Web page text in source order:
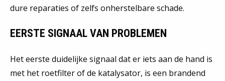
dure reparaties of zelfs onherstelbare schade.
EERSTE SIGNAAL VAN PROBLEMEN
Het eerste duidelijke signaal dat er iets aan de hand is
met het roetfilter of de katalysator, is een brandend